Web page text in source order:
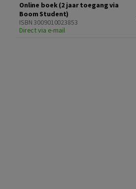
Online boek (2 jaar toegang via
Boom Student)
ISBN 3009010023853
Direct via e-mail